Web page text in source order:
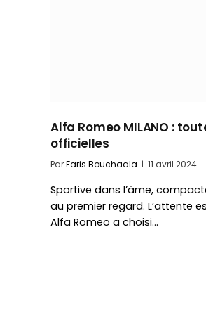
Alfa Romeo MILANO :
officielles
ParFaris Bouchaala 11 avril 2024
Sportive dans l’âme,
au premier regard. L’attente
Alfa Romeo a choisi…